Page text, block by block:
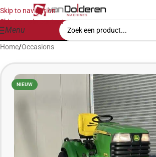
Skip to navigation
Skip to main content
Menu
Home/Occasions
NIEUW